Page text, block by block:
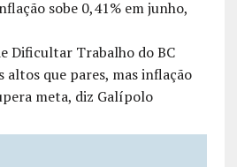
sobe 0,41% em junho,
Dificultar Trabalho do BC
altos que pares, mas inflação
meta, diz Galípolo